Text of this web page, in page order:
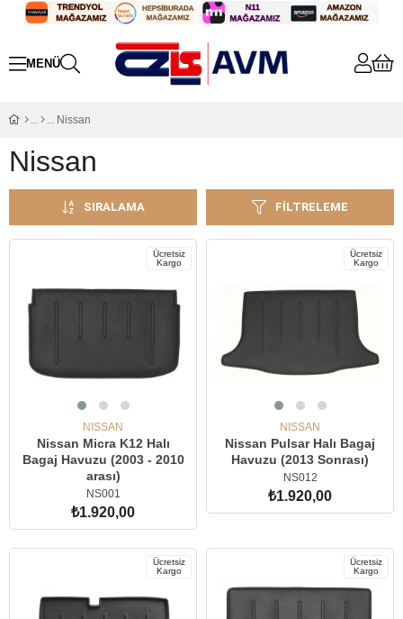
Nissan
Nissan
FILTRELEME
SIRALAMA
Ücretsiz
Kargo
NISSAN
Nissan Micra K12 Halı
Bagaj Havuzu (2003 - 2010
arası)
NS001
₺1.920,00
Ücretsiz
Kargo
NISSAN
Nissan Pulsar Halı Bagaj
Havuzu (2013 Sonrası)
NS012
₺1.920,00
Ücretsiz
Kargo
Ücretsiz
Kargo